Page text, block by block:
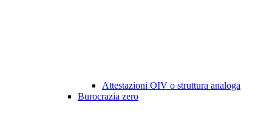
Attestazioni OIV o struttura analoga
Burocrazia zero